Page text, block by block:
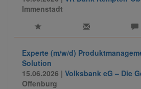
Immenstadt
Experte (m/w/d)
Solution
15.06.2026 | Volksbank eG – Die
Offenburg